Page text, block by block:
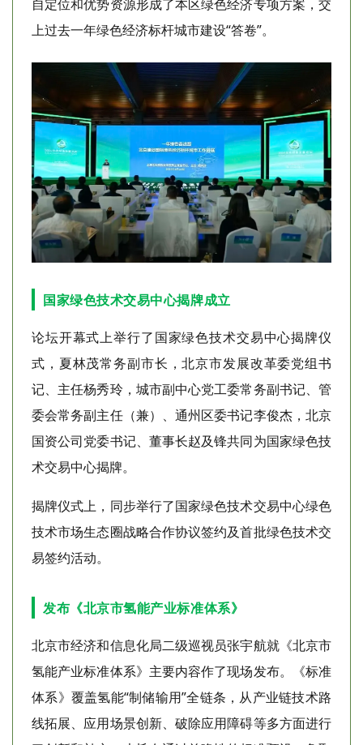
自定位和优势资源形成了本区绿色经济专项方案，交
上过去一年绿色经济标杆城市建设“答卷”。
国家绿色技术交易中心揭牌成立
论坛开幕式上举行了国家绿色技术交易中心揭牌仪
式，夏林茂常务副市长，北京市发展改革委党组书
记、主任杨秀玲，城市副中心党工委常务副书记、管
委会常务副主任（兼）、通州区委书记李俊杰，北京
国资公司党委书记、董事长赵及锋共同为国家绿色技
术交易中心揭牌。
揭牌仪式上，同步举行了国家绿色技术交易中心绿色
技术市场生态圈战略合作协议签约及首批绿色技术交
易签约活动。
发布《北京市氢能产业标准体系》
北京市经济和信息化局二级巡视员张宇航就《北京市
氢能产业标准体系》主要内容作了现场发布。《标准
体系》覆盖氢能“制储输用”全链条，从产业链技术路
线拓展、应用场景创新、破除应用障碍等多方面进行